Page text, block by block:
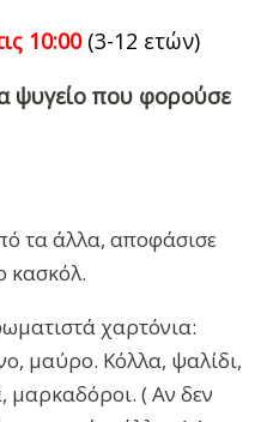
10:00 (3-12 ετών)
ψυγείο που φορούσε
τα άλλα, αποφάσισε
κασκόλ.
χαρτόνια:
μαύρο. Κόλλα, ψαλίδι,
μαρκαδόροι. ( Αν δεν